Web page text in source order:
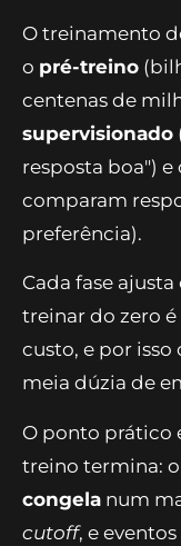
O treinamento
o pré-treino
centenas de
supervisionado
resposta boa") e
comparam
preferência).
Cada fase
treinar do zero
custo, e por
meia dúzia de
O ponto prático
treino termina:
congela num
cutoff, e